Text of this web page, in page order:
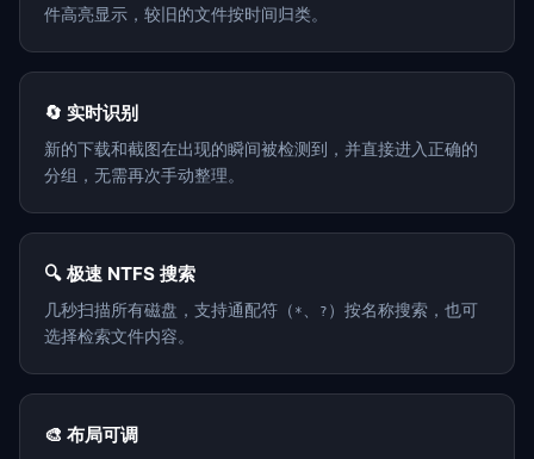
件高亮显示，较旧的文件按时间归类。
🔄 实时识别
新的下载和截图在出现的瞬间被检测到，并直接进入正确的
分组，无需再次手动整理。
🔍 极速 NTFS 搜索
几秒扫描所有磁盘，支持通配符（ * ? ）按名称搜索，也可
选择检索文件内容。
🎨 布局可调